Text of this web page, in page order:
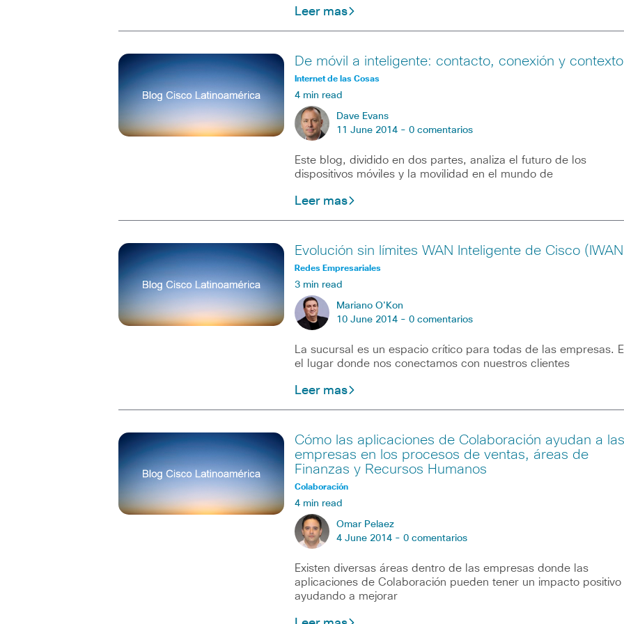
Leer mas
De móvil a inteligente: contacto, conexión y contexto
Internet de las Cosas
4 min read
Dave Evans
11 June 2014 - 0 comentarios
Este blog, dividido en dos partes, analiza el futuro de los
dispositivos móviles y la movilidad en el mundo de
Leer mas
Evolución sin límites WAN Inteligente de Cisco
Redes Empresariales
3 min read
Mariano O'Kon
10 June 2014 - 0 comentarios
La sucursal es un espacio crítico para todas de las empresas.
el lugar donde nos conectamos con nuestros clientes
Leer mas
Cómo las aplicaciones de Colaboración ayudan a las
empresas en los procesos de ventas, áreas de
Finanzas y Recursos Humanos
Colaboración
4 min read
Omar Pelaez
4 June 2014 - 0 comentarios
Existen diversas áreas dentro de las empresas donde las
aplicaciones de Colaboración pueden tener un impacto positivo
ayudando a mejorar